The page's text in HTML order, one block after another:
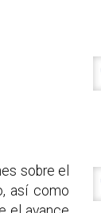
sobre el
así como